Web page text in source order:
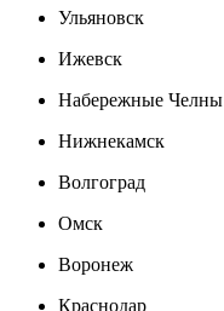
Ульяновск
Ижевск
Набережные Челны
Нижнекамск
Волгоград
Омск
Воронеж
Краснодар